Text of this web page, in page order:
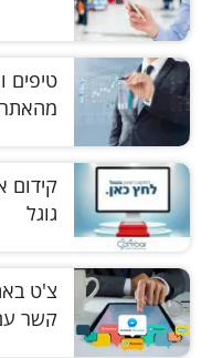
טיפים
מהאתר
קידום
גוגל
קשר